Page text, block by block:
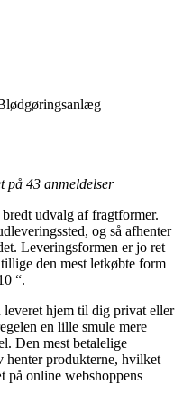
på 43 anmeldelser
udvalg af fragtformer.
og så afhenter
Leveringsformen er jo ret
den mest letkøbte form
“.
leveret hjem til dig privat eller
en lille smule mere
Den mest betalelige
henter produkterne, hvilket
online webshoppens